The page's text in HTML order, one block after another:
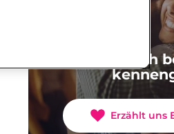
Ihr habt Euch
Erzählt uns